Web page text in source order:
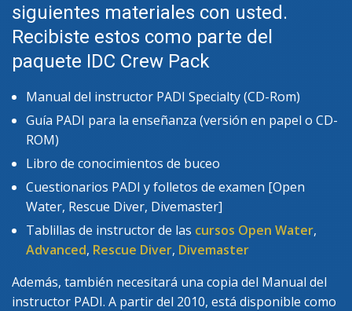
siguientes materiales con usted.
Recibiste estos como parte del
paquete IDC Crew Pack
Manual del instructor PADI Specialty (CD-Rom)
Guía PADI para la enseñanza (versión en papel o CD-
ROM)
Libro de conocimientos de buceo
Cuestionarios PADI y folletos de examen [Open
Water, Rescue Diver, Divemaster]
Tablillas de instructor de las cursos Open Water,
Advanced, Rescue Diver, Divemaster
Además, también necesitará una copia del Manual del
instructor PADI. A partir del 2010, está disponible como